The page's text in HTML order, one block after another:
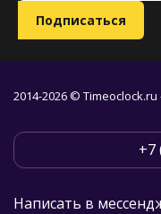
2014-2026 ©
+7
Написать в